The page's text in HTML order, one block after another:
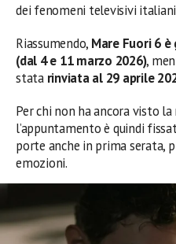
dei fenomeni televisivi
Riassumendo, Mare Fuori 6
(dal 4 e 11 marzo 2026),
stata rinviata al 29 aprile
Per chi non ha ancora visto
l’appuntamento è quindi
porte anche in prima serata,
emozioni.